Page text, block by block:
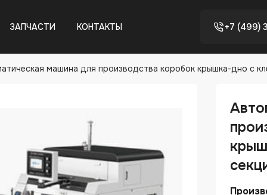
ЗАПЧАСТИ КОНТАКТЫ +7 (499)
машина для производства коробок крышка-дно с